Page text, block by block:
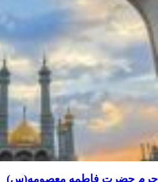
حرم حضرت فاطمه معصومه(س)